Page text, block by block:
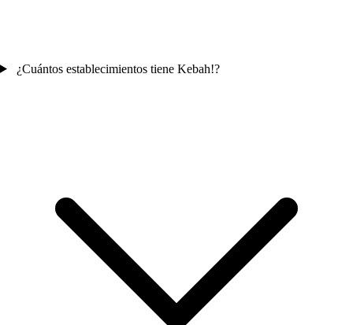
¿Cuántos establecimientos tiene Kebah!?